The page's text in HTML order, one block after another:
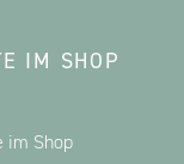
IM SHOP
im Shop